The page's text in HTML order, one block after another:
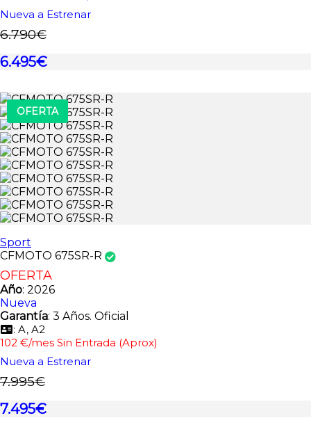
Nueva a Estrenar
6.790€
6.495€
OFERTA
Sport
CFMOTO 675SR-R
OFERTA
Año: 2026
Nueva
Garantía: 3 Años. Oficial
: A, A2
102 €/mes Sin Entrada (Aprox)
Nueva a Estrenar
7.995€
7.495€